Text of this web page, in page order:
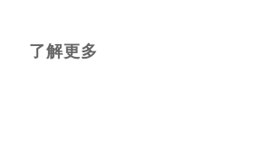
了解更多